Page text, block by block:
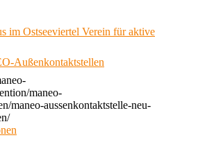
im Ostseeviertel Verein für aktive
Außenkontaktstellen
maneo-
maneo-aussenkontaktstelle-neu-